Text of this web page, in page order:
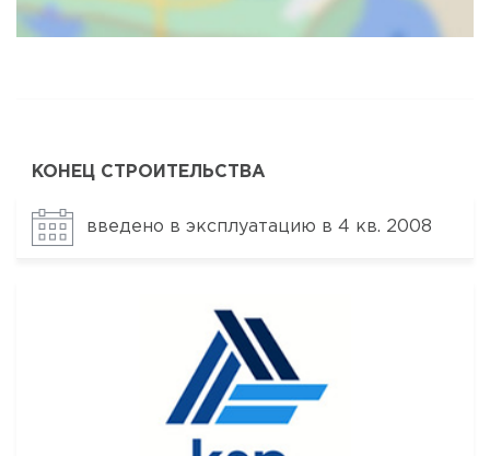
КОНЕЦ СТРОИТЕЛЬСТВА
введено в эксплуатацию в 4 кв. 2008